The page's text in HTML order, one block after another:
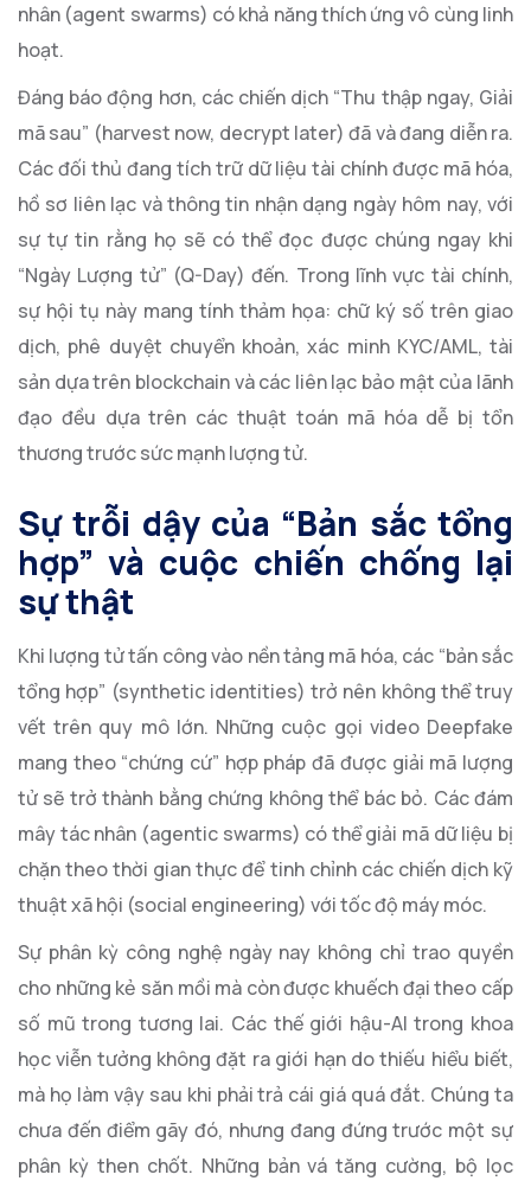
nhân (agent swarms) có khả năng thích ứng vô cùng linh
hoạt.
Đáng báo động hơn, các chiến dịch “Thu thập ngay, Giải
mã sau” (harvest now, decrypt later) đã và đang diễn ra.
Các đối thủ đang tích trữ dữ liệu tài chính được mã hóa,
hồ sơ liên lạc và thông tin nhận dạng ngày hôm nay, với
sự tự tin rằng họ sẽ có thể đọc được chúng ngay khi
“Ngày Lượng tử” (Q-Day) đến. Trong lĩnh vực tài chính,
sự hội tụ này mang tính thảm họa: chữ ký số trên giao
dịch, phê duyệt chuyển khoản, xác minh KYC/AML, tài
sản dựa trên blockchain và các liên lạc bảo mật của lãnh
đạo đều dựa trên các thuật toán mã hóa dễ bị tổn
thương trước sức mạnh lượng tử.
Sự trỗi dậy của “Bản sắc tổng
hợp” và cuộc chiến chống lại
sự thật
Khi lượng tử tấn công vào nền tảng mã hóa, các “bản sắc
tổng hợp” (synthetic identities) trở nên không thể truy
vết trên quy mô lớn. Những cuộc gọi video Deepfake
mang theo “chứng cứ” hợp pháp đã được giải mã lượng
tử sẽ trở thành bằng chứng không thể bác bỏ. Các đám
mây tác nhân (agentic swarms) có thể giải mã dữ liệu bị
chặn theo thời gian thực để tinh chỉnh các chiến dịch kỹ
thuật xã hội (social engineering) với tốc độ máy móc.
Sự phân kỳ công nghệ ngày nay không chỉ trao quyền
cho những kẻ săn mồi mà còn được khuếch đại theo cấp
số mũ trong tương lai. Các thế giới hậu-AI trong khoa
học viễn tưởng không đặt ra giới hạn do thiếu hiểu biết,
mà họ làm vậy sau khi phải trả cái giá quá đắt. Chúng ta
chưa đến điểm gãy đó, nhưng đang đứng trước một sự
phân kỳ then chốt. Những bản vá tăng cường, bộ lọc